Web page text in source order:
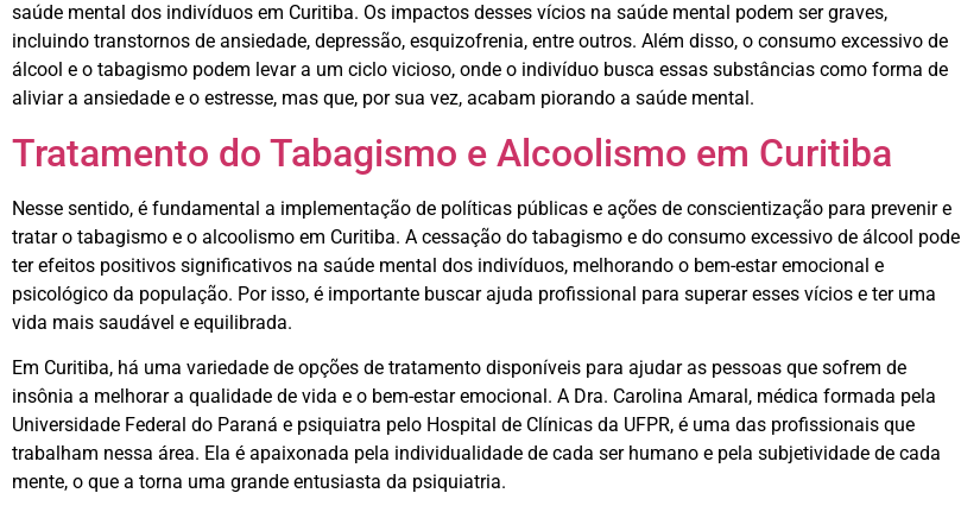
saúde mental dos indivíduos em Curitiba. Os impactos desses vícios na saúde mental podem ser graves,
incluindo transtornos de ansiedade, depressão, esquizofrenia, entre outros. Além disso, o consumo excessivo de
álcool e o tabagismo podem levar a um ciclo vicioso, onde o indivíduo busca essas substâncias como forma de
aliviar a ansiedade e o estresse, mas que, por sua vez, acabam piorando a saúde mental.
Tratamento do Tabagismo e Alcoolismo em Curitiba
Nesse sentido, é fundamental a implementação de políticas públicas e ações de conscientização para prevenir e
tratar o tabagismo e o alcoolismo em Curitiba. A cessação do tabagismo e do consumo excessivo de álcool pode
ter efeitos positivos significativos na saúde mental dos indivíduos, melhorando o bem-estar emocional e
psicológico da população. Por isso, é importante buscar ajuda profissional para superar esses vícios e ter uma
vida mais saudável e equilibrada.
Em Curitiba, há uma variedade de opções de tratamento disponíveis para ajudar as pessoas que sofrem de
insônia a melhorar a qualidade de vida e o bem-estar emocional. A Dra. Carolina Amaral, médica formada pela
Universidade Federal do Paraná e psiquiatra pelo Hospital de Clínicas da UFPR, é uma das profissionais que
trabalham nessa área. Ela é apaixonada pela individualidade de cada ser humano e pela subjetividade de cada
mente, o que a torna uma grande entusiasta da psiquiatria.